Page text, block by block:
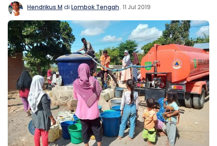
Hendrikus M di Lombok Tengah. 11 Jul 2019